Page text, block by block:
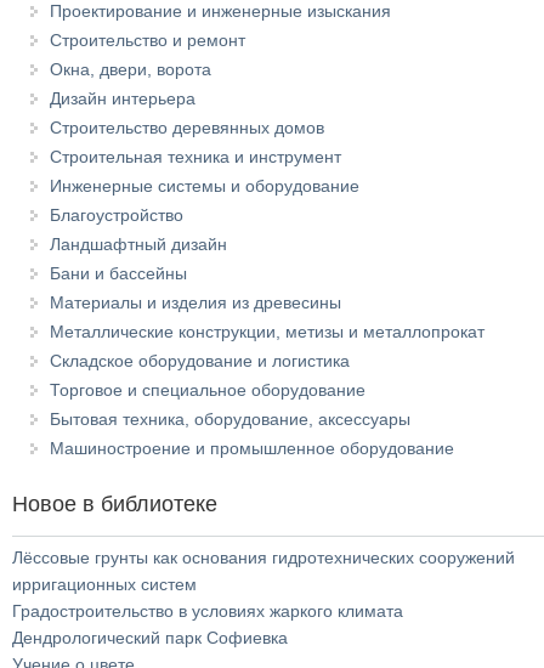
Проектирование и инженерные изыскания
Строительство и ремонт
Окна, двери, ворота
Дизайн интерьера
Строительство деревянных домов
Строительная техника и инструмент
Инженерные системы и оборудование
Благоустройство
Ландшафтный дизайн
Бани и бассейны
Материалы и изделия из древесины
Металлические конструкции, метизы и металлопрокат
Складское оборудование и логистика
Торговое и специальное оборудование
Бытовая техника, оборудование, аксессуары
Машиностроение и промышленное оборудование
Новое в библиотеке
Лёссовые грунты как основания гидротехнических сооружений
ирригационных систем
Градостроительство в условиях жаркого климата
Дендрологический парк Софиевка